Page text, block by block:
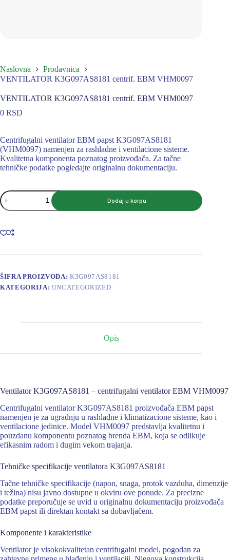
Naslovna
Prodavnica
VENTILATOR K3G097AS8181 centrif. EBM VHM0097
VENTILATOR K3G097AS8181 centrif. EBM VHM0097
0 RSD
Centrifugalni ventilator EBM papst K3G097AS8181
(VHM0097) namenjen za rashladne i ventilacione sisteme.
Kvalitetna komponenta poznatog proizvođača. Za tačne
tehničke podatke pogledajte originalnu dokumentaciju.
VENTILATOR
K3G097AS8181
centrif.
VHM0097
količina
Dodaj u korpu
ŠIFRA PROIZVODA:K3G097AS8181
KATEGORIJA: UNCATEGORIZED
Opis
Ventilator K3G097AS8181 – centrifugalni ventilator EBM VHM0097
Centrifugalni ventilator K3G097AS8181 proizvođača EBM papst
namenjen je za ugradnju u rashladne i klimatizacione sisteme, kao i
ventilacione jedinice. Model VHM0097 predstavlja kvalitetnu i
pouzdanu komponentu poznatog brenda EBM, koja se odlikuje
efikasnim radom i dugim vekom trajanja.
Tehničke specifikacije ventilatora K3G097AS8181
Tačne tehničke specifikacije (napon, snaga, protok vazduha, dimenzije
i težina) nisu javno dostupne u okviru ove ponude. Za precizne
podatke preporučuje se uvid u originalnu dokumentaciju proizvođača
EBM papst ili direktan kontakt sa dobavljačem.
Komponente i karakteristike
Ventilator je visokokvalitetan centrifugalni model, pogodan za